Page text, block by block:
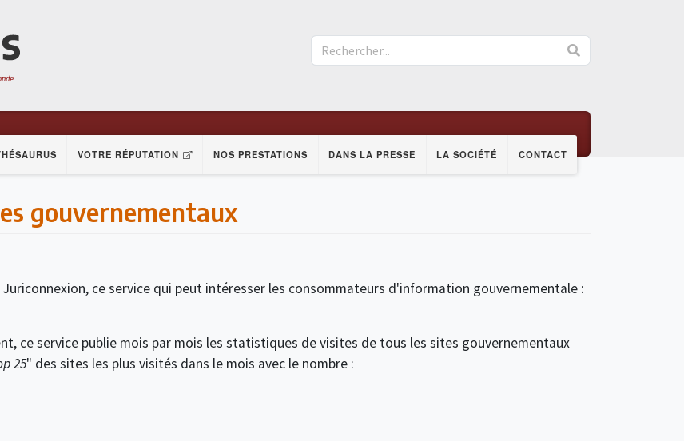
VOTRE RÉPUTATION NOS PRESTATIONS DANS LA PRESSE LA SOCIÉTÉ CONTACT
gouvernementaux
ce service qui peut intéresser les consommateurs d'information gouvernementale :
ce service publie mois par mois les statistiques de visites de tous les sites gouvernementaux
25" des sites les plus visités dans le mois avec le nombre :